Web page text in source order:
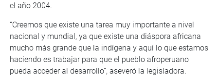
el año 2004.
“Creemos que existe una tarea muy importante a nivel
nacional y mundial, ya que existe una diáspora africana
mucho más grande que la indígena y aquí lo que estamos
haciendo es trabajar para que el pueblo afroperuano
pueda acceder al desarrollo”, aseveró la legisladora.